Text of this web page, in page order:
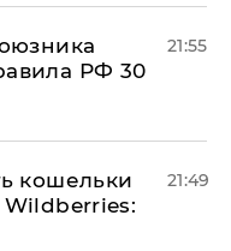
РФ 30
21:55
кошельки
Wildberries:
21:49